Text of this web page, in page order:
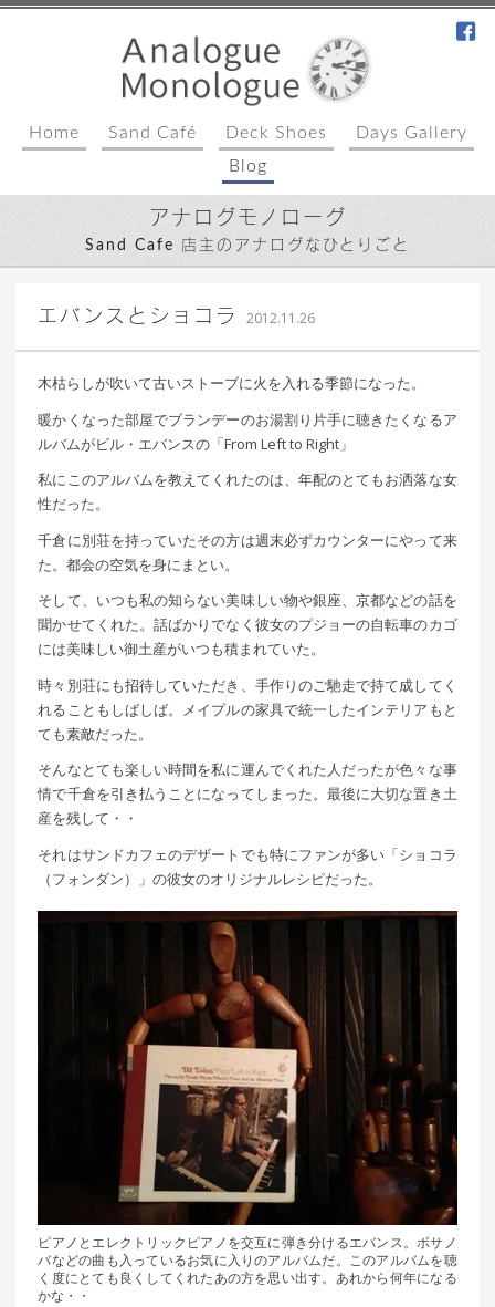
Home Sand Café Deck Shoes
Days Gallery
Blog
アナログモノローグ
Sand Cafe 店主のアナログなひとりごと
エバンスとショコラ 2012.11.26｜ 更新日：
込山 敏郎
木枯らしが吹いて古いストーブに火を入れる季節になった。
暖かくなった部屋でブランデーのお湯割り片手に聴きたくなるア
ルバムがビル・エバンスの「From Left to Right」
私にこのアルバムを教えてくれたのは、年配のとてもお洒落な女
性だった。
千倉に別荘を持っていたその方は週末必ずカウンターにやって来
た。都会の空気を身にまとい。
そして、いつも私の知らない美味しい物や銀座、京都などの話を
聞かせてくれた。話ばかりでなく彼女のプジョーの自転車のカゴ
には美味しい御土産がいつも積まれていた。
時々別荘にも招待していただき、手作りのご馳走で持て成してく
れることもしばしば。メイプルの家具で統一したインテリアもと
ても素敵だった。
そんなとても楽しい時間を私に運んでくれた人だったが色々な事
情で千倉を引き払うことになってしまった。最後に大切な置き土
産を残して・・
それはサンドカフェのデザートでも特にファンが多い「ショコラ
（フォンダン）」の彼女のオリジナルレシピだった。
ピアノとエレクトリックピアノを交互に弾き分けるエバンス。ボサノ
バなどの曲も入っているお気に入りのアルバムだ。このアルバムを聴
く度にとても良くしてくれたあの方を思い出す。あれから何年になる
かな・・